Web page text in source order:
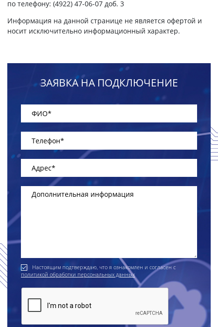
по телефону: (4922) 47-06-07 доб. 3
Информация на данной странице не является офертой и
носит исключительно информационный характер.
ЗАЯВКА НА ПОДКЛЮЧЕНИЕ
Настоящим подтверждаю, что я ознакомлен и согласен с
политикой обработки персональных данных